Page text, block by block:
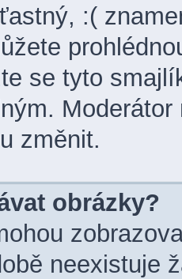
:(
se tyto
změnit.
obrázky?
neexistuje